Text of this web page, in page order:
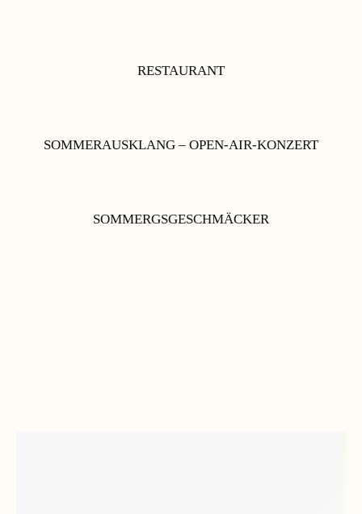
RESTAURANT
SOMMERAUSKLANG – OPEN-AIR-KONZERT
SOMMERGSGESCHMÄCKER